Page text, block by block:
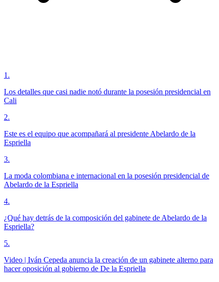
1 .
Los detalles que casi nadie notó durante la posesión presidencial en
Cali
2.
Este es el equipo que acompañará al presidente Abelardo de la
Espriella
3.
La moda colombiana e internacional en la posesión presidencial de
Abelardo de la Espriella
4.
¿Qué hay detrás de la composición del gabinete de Abelardo de la
Espriella?
5.
Video | Iván Cepeda anuncia la creación de un gabinete alterno para
hacer oposición al gobierno de De la Espriella